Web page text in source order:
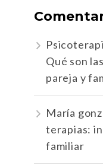
Qué son
pareja y
María
terapias:
familiar